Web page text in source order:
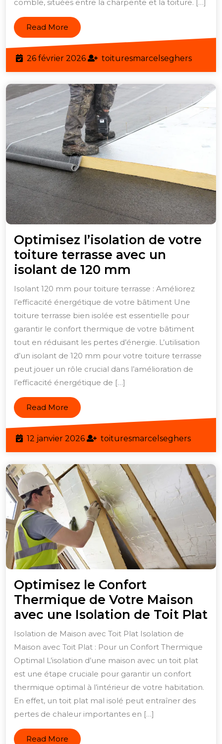
l’Isolation
Rampants
de
comble, situées entre la charpente et la toiture. […]
Read More Read
More
26 février 202626
février
2026
toituresmarcelseghers
Optimisez l’isolation de votre
toiture terrasse avec un
isolant de 120 mm
l’isolation
de
votre
toiture
terrasse
avec
un
120
Isolant 120 mm pour toiture terrasse : Améliorez
l’efficacité énergétique de votre bâtiment Une
toiture terrasse bien isolée est essentielle pour
garantir le confort thermique de votre bâtiment
tout en réduisant les pertes d’énergie. L’utilisation
d’un isolant de 120 mm pour votre toiture terrasse
peut jouer un rôle crucial dans l’amélioration de
l’efficacité énergétique de […]
Read More Read
More
12 janvier 202612
janvier
2026
toituresmarcelseghers
Optimisez le Confort
Thermique de Votre Maison
avec une Isolation de Toit Plat
Isolation de Maison avec Toit Plat Isolation de
Maison avec Toit Plat : Pour un Confort Thermique
Optimal L’isolation d’une maison avec un toit plat
est une étape cruciale pour garantir un confort
thermique optimal à l’intérieur de votre habitation.
En effet, un toit plat mal isolé peut entraîner des
pertes de chaleur importantes en […]
Read More Read